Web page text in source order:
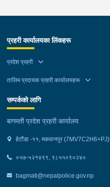
लागुऔषध गाँजा २६ किलोग्राम २०
समिर मोक्तान र सोहि हेटौंडा
भईरहेको छ ।
प्रहरी कार्यालयका लिंकहरू
प्रदेश प्रहरी
तालिम प्रदायक प्रहरी कार्यालयहरू
सम्पर्कको लागि
बागमती प्रदेश प्रहरी कार्यालय
हेटौंडा -११, मकवानपुर (7MV7C2H6+PJ)
०५७-५२१४९९, ९८५५०९०२४०
bagmati@nepalpolice.gov.np